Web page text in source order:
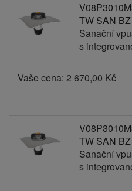
TW SAN
Sanační
s
Vaše cena: 2 670,00 Kč
TW SAN
Sanační
s